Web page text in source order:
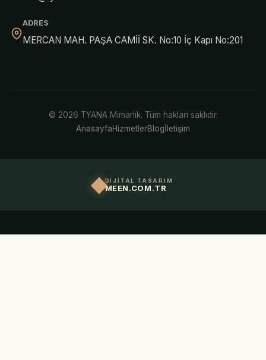
ADRES
MERCAN MAH. PAŞA CAMİİ SK. No:10 İç Kapı No:201
© 2026 TYANA Mimarlık. Tüm hakları saklıdır.
AnasayfaHizmetlerBlogİletişim
DİJİTAL TASARIM
MEEN.COM.TR